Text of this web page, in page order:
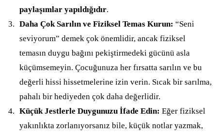
paylaşımlar yapıldığıdır.
Daha Çok Sarılın ve Fiziksel Temas Kurun: “Seni
seviyorum” demek çok önemlidir, ancak fiziksel
temasın duygu bağını pekiştirmedeki gücünü asla
küçümsemeyin. Çocuğunuza her fırsatta sarılın ve bu
değerli hissi hissetmelerine izin verin. Sıcak bir sarılma,
pahalı bir hediyeden çok daha değerlidir.
Küçük Jestlerle Duygunuzu İfade Edin: Eğer fiziksel
yakınlıkta zorlanıyorsanız bile, küçük notlar yazmak,